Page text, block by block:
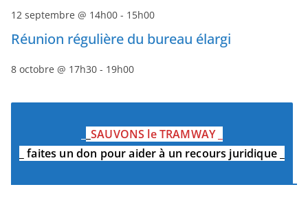
12 septembre @ 14h00 - 15h00
Réunion régulière du bureau élargi
8 octobre @ 17h30 - 19h00
_SAUVONS le TRAMWAY_
_faites un don pour aider à un recours juridique_